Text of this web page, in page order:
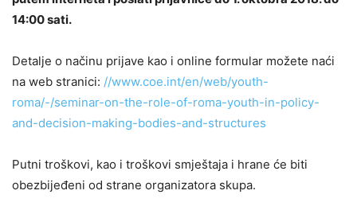
14:00 sati.
Detalje o načinu prijave kao i online formular možete naći
na web stranici: //www.coe.int/en/web/youth-
roma/-/seminar-on-the-role-of-roma-youth-in-policy-
and-decision-making-bodies-and-structures
Putni troškovi, kao i troškovi smještaja i hrane će biti
obezbijeđeni od strane organizatora skupa.